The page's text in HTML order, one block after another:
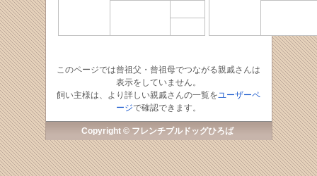
このページでは曾祖父・曾祖母でつながる親戚さんは
表示をしていません。
飼い主様は、より詳しい親戚さんの一覧をユーザーペ
ージで確認できます。
Copyright © フレンチブルドッグひろば